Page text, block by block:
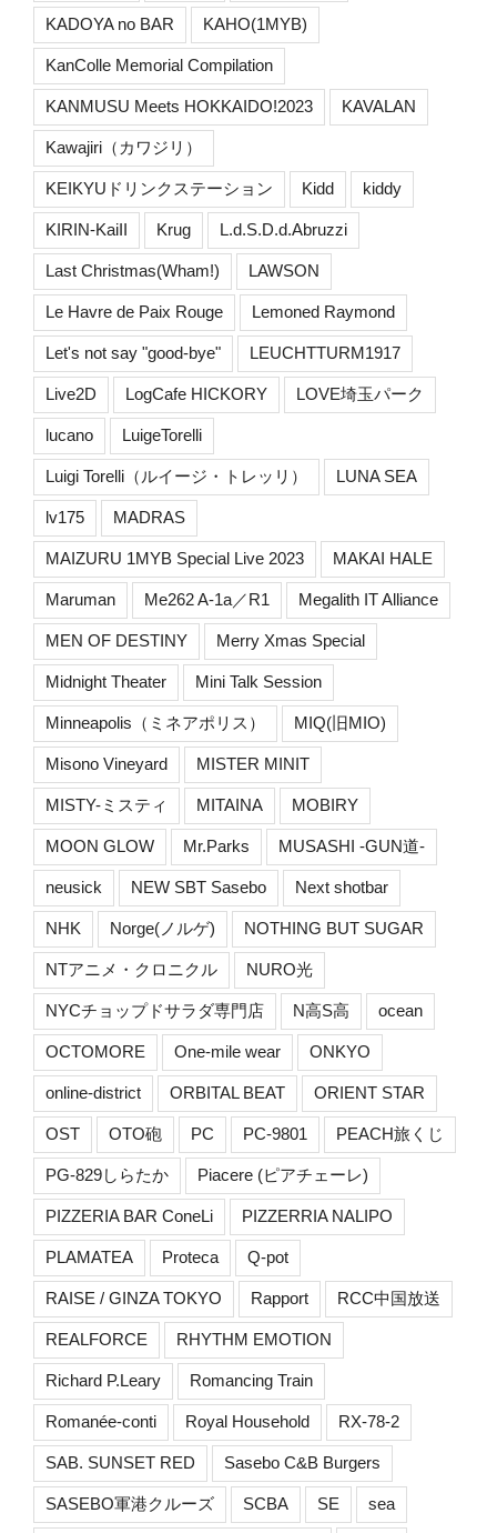
KADOYA no BAR KAHO(1MYB)
KanColle Memorial Compilation
KANMUSU Meets HOKKAIDO!2023 KAVALAN
Kawajiri（カワジリ）
KEIKYUドリンクステーション Kidd kiddy
KIRIN-KaiII Krug L.d.S.D.d.Abruzzi
Last Christmas(Wham!) LAWSON
Le Havre de Paix Rouge Lemoned Raymond
Let's not say "good-bye" LEUCHTTURM1917
Live2D LogCafe HICKORY LOVE埼玉パーク
lucano LuigeTorelli
Luigi Torelli（ルイージ・トレッリ） LUNA SEA
lv175 MADRAS
MAIZURU 1MYB Special Live 2023 MAKAI HALE
Maruman Me262 A-1a／R1 Megalith IT Alliance
MEN OF DESTINY Merry Xmas Special
Midnight Theater Mini Talk Session
Minneapolis（ミネアポリス） MIQ(旧MIO)
Misono Vineyard MISTER MINIT
MISTY-ミスティ MITAINA MOBIRY
MOON GLOW Mr.Parks MUSASHI -GUN道-
neusick NEW SBT Sasebo Next shotbar
NHK Norge(ノルゲ) NOTHING BUT SUGAR
NTアニメ・クロニクル NURO光
NYCチョップドサラダ専門店 N高S高 ocean
OCTOMORE One-mile wear ONKYO
online-district ORBITAL BEAT ORIENT STAR
OST OTO砲 PC PC-9801 PEACH旅くじ
PG-829しらたか Piacere (ピアチェーレ)
PIZZERIA BAR ConeLi PIZZERRIA NALIPO
PLAMATEA Proteca Q-pot
RAISE / GINZA TOKYO Rapport RCC中国放送
REALFORCE RHYTHM EMOTION
Richard P.Leary Romancing Train
Romanée-conti Royal Household RX-78-2
SAB. SUNSET RED Sasebo C&B Burgers
SASEBO軍港クルーズ SCBA SE sea